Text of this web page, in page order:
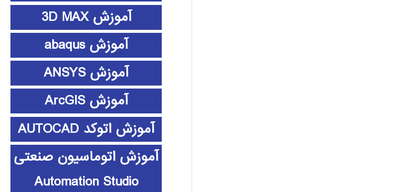
آموزش 3D MAX
آموزش abaqus
آموزش ANSYS
آموزش ArcGIS
آموزش اتوکد AUTOCAD
آموزش اتوماسیون صنعتی
Automation Studio